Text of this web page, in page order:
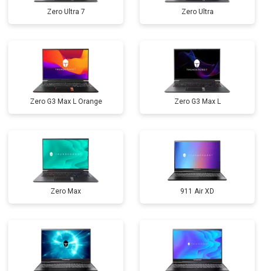
Zero Ultra 7 Zero Ultra
Zero G3 Max L Orange Zero G3 Max L
Zero Max 911 Air XD